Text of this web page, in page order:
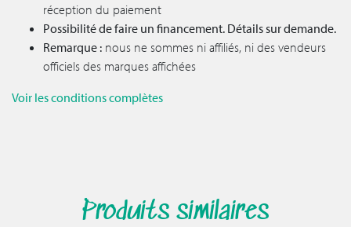
réception du paiement
Possibilité de faire un financement. Détails sur demande.
Remarque : nous ne sommes ni affiliés, ni des vendeurs
officiels des marques affichées
Voir les conditions complètes
Produits similaires